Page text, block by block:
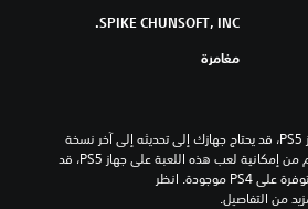
SPIKE CHUNSOFT, INC.
مغامرة
للعب هذه اللعبة على جهاز PS5، قد يحتاج جهازك إلى تحديثه إلى آخر نسخة
من برمجيات النظام. بالرغم من إمكانية لعب هذه اللعبة على جهاز PS5، قد
لا تكون بعض الميزات المتوفرة على PS4 موجودة. انظر